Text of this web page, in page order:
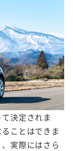
決定されま
ことはできま
実際にはさら